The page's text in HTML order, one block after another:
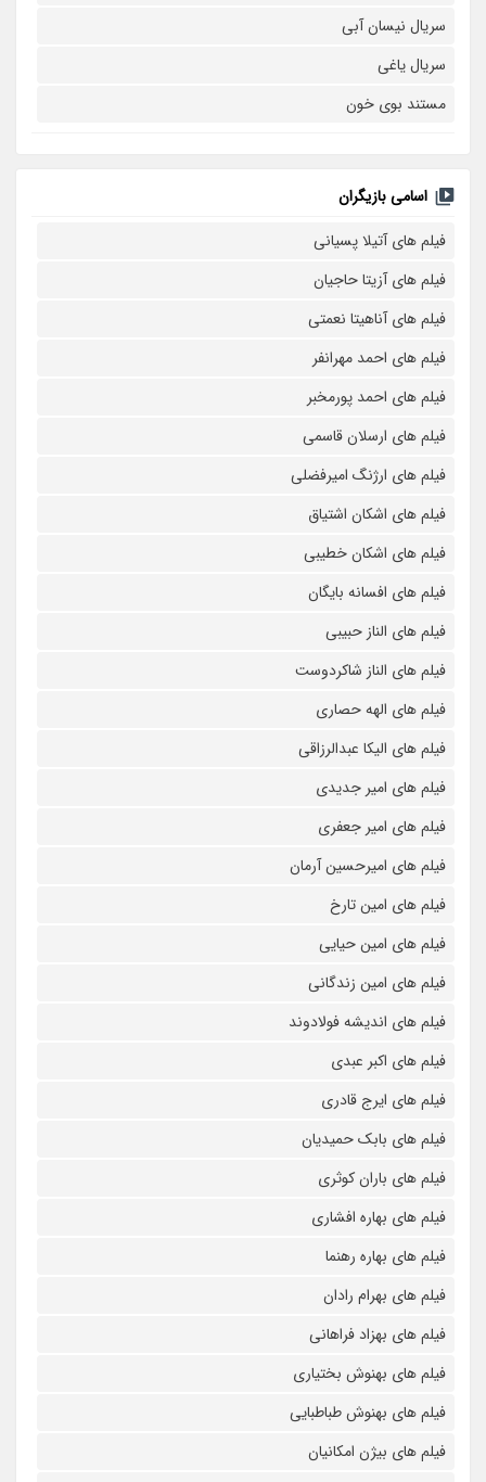
سریال نیسان آبی
سریال یاغی
مستند بوی خون
اسامی بازیگران
فیلم های آتیلا پسیانی
فیلم های آزیتا حاجیان
فیلم های آناهیتا نعمتی
فیلم های احمد مهرانفر
فیلم های احمد پورمخبر
فیلم های ارسلان قاسمی
فیلم های ارژنگ امیرفضلی
فیلم های اشکان اشتیاق
فیلم های اشکان خطیبی
فیلم های افسانه بایگان
فیلم های الناز حبیبی
فیلم های الناز شاکردوست
فیلم های الهه حصاری
فیلم های الیکا عبدالرزاقی
فیلم های امیر جدیدی
فیلم های امیر جعفری
فیلم های امیرحسین آرمان
فیلم های امین تارخ
فیلم های امین حیایی
فیلم های امین زندگانی
فیلم های اندیشه فولادوند
فیلم های اکبر عبدی
فیلم های ایرج قادری
فیلم های بابک حمیدیان
فیلم های باران کوثری
فیلم های بهاره افشاری
فیلم های بهاره رهنما
فیلم های بهرام رادان
فیلم های بهزاد فراهانی
فیلم های بهنوش بختیاری
فیلم های بهنوش طباطبایی
فیلم های بیژن امکانیان